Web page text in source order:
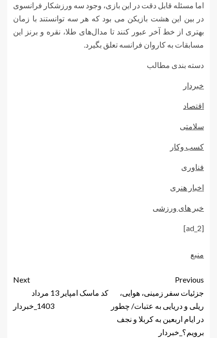
اما مسئله قابل دقت در این بازی، وجود سه ورزشکار فرانسوی
در بین این هشت بازیکن می بود که هر سه توانستند با زمان
بهتری از خط آخر عبور کنند تا مدال‌های طلا، نقره و برنز این
مسابقات به کاروان فرانسه تعلق بگیرد.
دسته بندی مطالب
خبردار
اقتصاد
سلامتی
کسب وکار
فناوری
اخبار هنری
خبر های ورزشی
[ad_2]
منبع
Previous
جزئیات سفر زمینی، هوایی،
ریلی و دریایی به عتبات/ چطور
در ایام اربعین به کربلا و نجف
برویم؟_خبردار
Next
کد ماسک امپایر 13 مرداد
1403_خبردار